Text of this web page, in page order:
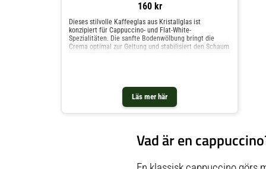
160 kr
Läs mer här
Dieses stilvolle Kaffeeglas aus Kristallglas ist
konzipiert für Cappuccino- und Flat-White-
Spezialitäten. Die sanfte Bodenwölbung bringt die
Crema optimal zur Geltung und stabilisiert den Schaum
Zuhause und begeistert durch die Wiederbelebung des
klassischen Designs. Die aus feinstem Kristall
geschliffenen Produkte sind ein "Must-Have" für alle,
Toleranzen in den Abmessungen möglich.Das Produkt
besteht aus Glas. Bei Um- oder Hinunterfallen kann es
entstehen.Kein Kochgeschirr und nicht für die
Vad är en